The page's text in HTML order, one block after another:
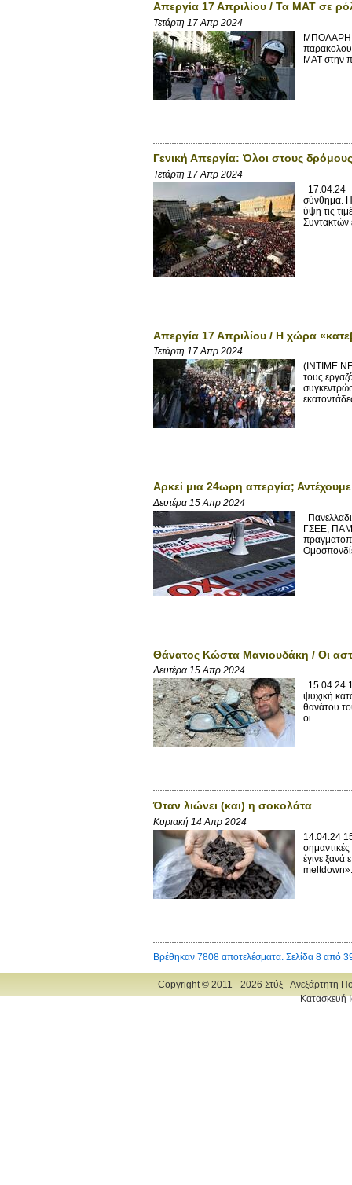
Απεργία 17 Απριλίου / Τα ΜΑΤ σε
Τετάρτη 17 Απρ 2024
ΜΠΟΛΑΡΗ
ΜΑΤ στην
Γενική Απεργία: Όλοι στους δρόμους
Τετάρτη 17 Απρ 2024
17.04.24
σύνθημα. Η
ύψη τις
Συντακτών
Απεργία 17 Απριλίου / Η χώρα
Τετάρτη 17 Απρ 2024
(INTIME
τους
Αρκεί μια 24ωρη απεργία;
Δευτέρα 15 Απρ 2024
ΓΣΕΕ,
Θάνατος Κώστα Μανιουδάκη / Οι
Δευτέρα 15 Απρ 2024
15.04.24
ψυχική
θανάτου
οι...
Όταν λιώνει (και) η σοκολάτα
Κυριακή 14 Απρ 2024
14.04.24
έγινε
Βρέθηκαν 7808 αποτελέσματα. Σελίδα 8 από
Copyright © 2011 - 2026 Στύξ - Ανεξάρτητη
Κατασκευή